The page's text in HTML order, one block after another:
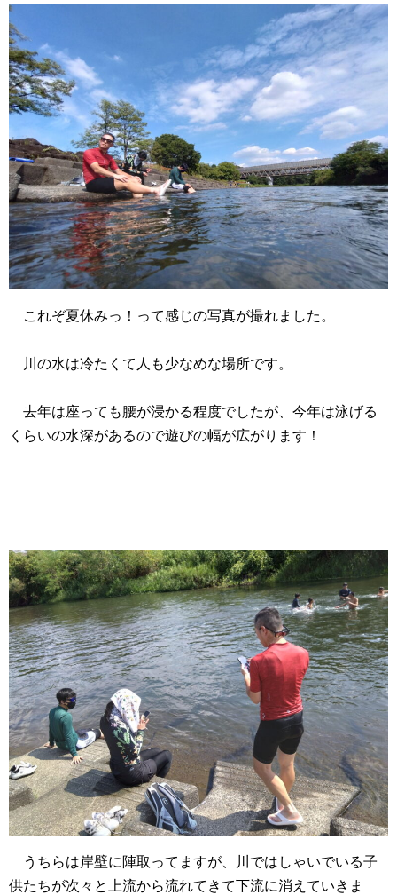
これぞ夏休みっ！って感じの写真が撮れました。
川の水は冷たくて人も少なめな場所です。
去年は座っても腰が浸かる程度でしたが、今年は泳げる
くらいの水深があるので遊びの幅が広がります！
うちらは岸壁に陣取ってますが、川ではしゃいでいる子
供たちが次々と上流から流れてきて下流に消えていきま